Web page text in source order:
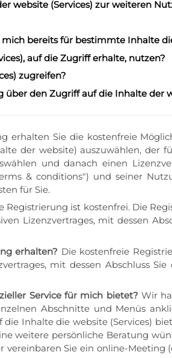
website (Services) zur weiteren
bereits für bestimmte Inhalte
auf die Zugriff erhalte, nutzen?
zugreifen?
den Zugriff auf die Inhalte der
erhalten Sie die kostenfreie
der website) auszuwählen, der
und danach einen
& conditions") und seiner
für Sie.
Registrierung ist kostenfrei. Die
Lizenzvertrages, mit dessen
erhalten? Die kostenfreie
mit dessen Abschluss
Service für mich bietet? Wir
Abschnitte und Menüs
Inhalte die website (Services)
weitere persönliche Beratung
vereinbaren Sie ein online-